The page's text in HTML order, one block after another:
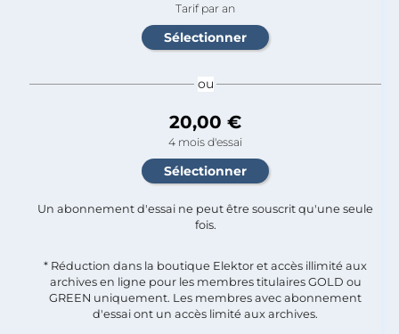
Tarif par an
ou
20,00 €
4 mois d'essai
Un abonnement d'essai ne peut être souscrit qu'une seule
fois.​
* Réduction dans la boutique Elektor et accès illimité aux
archives en ligne pour les membres titulaires GOLD ou
GREEN uniquement. Les membres avec abonnement
d'essai ont un accès limité aux archives.